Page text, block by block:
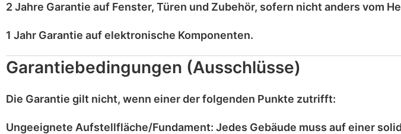
2 Jahre Garantie auf Fenster, Türen und Zubehör, sofern nicht anders vom
1 Jahr Garantie aufelektronische Komponenten.
Garantiebedingungen (Ausschlüsse)
Die Garantie gilt nicht, wenn einer der folgenden Punkte zutrifft:
Ungeeignete Aufstellfläche/Fundament: Jedes Gebäude muss auf einer